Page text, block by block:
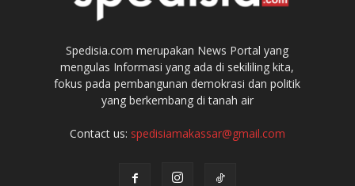
Spedisia.com merupakan News Portal yang
mengulas Informasi yang ada di sekililing kita,
fokus pada pembangunan demokrasi dan politik
yang berkembang di tanah air
Contact us: spedisiamakassar@gmail.com